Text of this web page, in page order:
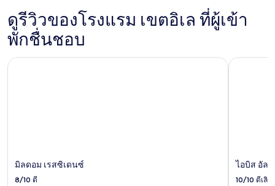
ดูรีวิวของโรงแรม เขตอิเล ที่ผู้เข้า
พักชื่นชอบ
มิลดอม เรสซิเดนซ์
8/10 ดี
มิลดอม เรสซิเดนซ์
ไอบิส อัล
10/10 ดีเลิศ
ไอบิส อัลม